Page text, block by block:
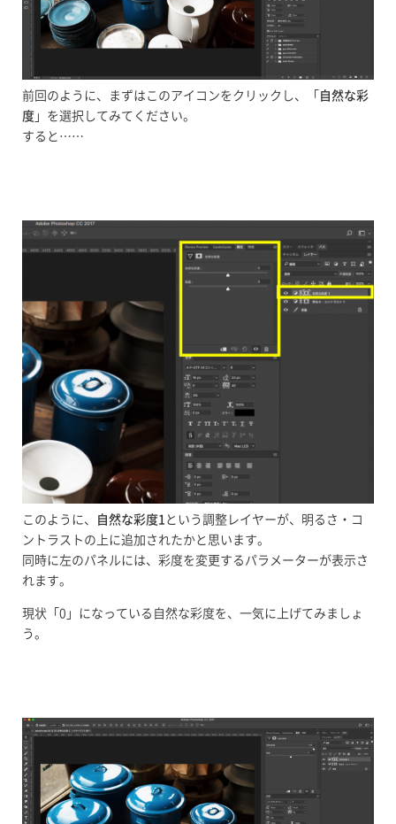
前回のように、まずはこのアイコンをクリックし、「 自然な彩
度 」を選択してみてください。
すると……
このように、 自然な彩度1 という調整レイヤーが、明るさ・コ
ントラストの上に追加されたかと思います。
同時に左のパネルには、彩度を変更するパラメーターが表示さ
れます。
現状「0」になっている自然な彩度を、一気に上げてみましょ
う。